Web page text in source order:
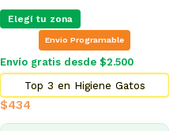
Elegí tu zona
Envio Programable
Envío gratis desde $2.500
Top 3 en Higiene Gatos
$434